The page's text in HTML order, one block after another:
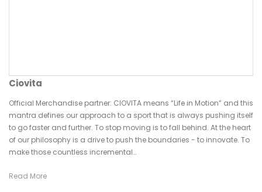
Ciovita
Official Merchandise partner: CIOVITA means “Life in Motion” and this
mantra defines our approach to a sport that is always pushing itself
to go faster and further. To stop moving is to fall behind. At the heart
of our philosophy is a drive to push the boundaries - to innovate. To
make those countless incremental…
Read More